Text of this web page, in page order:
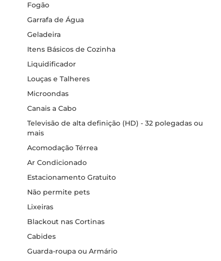
Fogão
Garrafa de Água
Geladeira
Itens Básicos de Cozinha
Liquidificador
Louças e Talheres
Microondas
Canais a Cabo
Televisão de alta definição (HD) - 32 polegadas ou
mais
Acomodação Térrea
Ar Condicionado
Estacionamento Gratuito
Não permite pets
Lixeiras
Blackout nas Cortinas
Cabides
Guarda-roupa ou Armário